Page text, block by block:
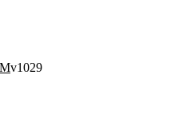
v1029